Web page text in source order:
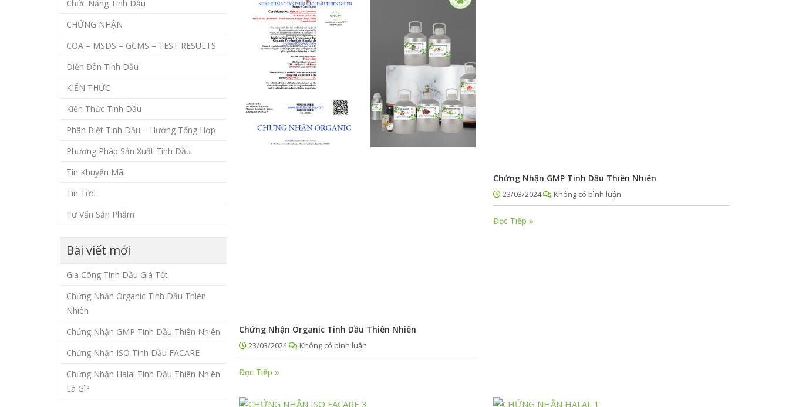
Chức Năng Tinh Dầu
CHỨNG NHẬN
COA – MSDS – GCMS – TEST RESULTS
Diễn Đàn Tinh Dầu
KIẾN THỨC
Kiến Thức Tinh Dầu
Phân Biệt Tinh Dầu – Hương Tổng Hợp
Phương Pháp Sản Xuất Tinh Dầu
Tin Khuyến Mãi
Tin Tức
Tư Vấn Sản Phẩm
Bài viết mới
Gia Công Tinh Dầu Giá Tốt
Chứng Nhận Organic Tinh Dầu Thiên
Nhiên
Chứng Nhận GMP Tinh Dầu Thiên Nhiên
Chứng Nhận ISO Tinh Dầu FACARE
Chứng Nhận Halal Tinh Dầu Thiên Nhiên
Là Gì?
Chứng Nhận Organic Tinh Dầu Thiên Nhiên
23/03/2024 Không có bình luận
Đọc Tiếp »
Chứng Nhận GMP Tinh Dầu Thiên Nhiên
23/03/2024 Không có bình luận
Đọc Tiếp »